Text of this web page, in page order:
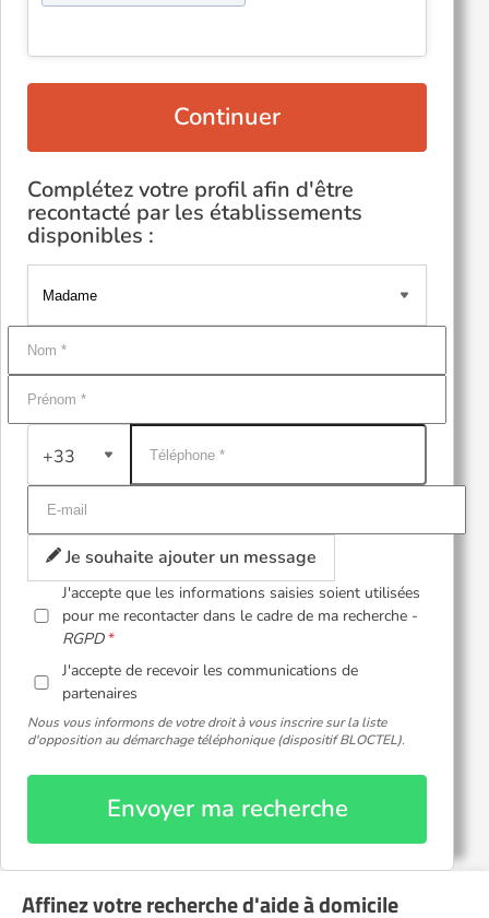
Continuer
Complétez votre profil afin d'être
recontacté par les établissements
disponibles :
+33
Je souhaite ajouter un message
J'accepte que les informations saisies soient utilisées
pour me recontacter dans le cadre de ma recherche -
RGPD
J'accepte de recevoir les communications de
partenaires
Nous vous informons de votre droit à vous inscrire sur la liste
d'opposition au démarchage téléphonique (dispositif BLOCTEL).
Envoyer ma recherche
Affinez votre recherche d'aide à domicile